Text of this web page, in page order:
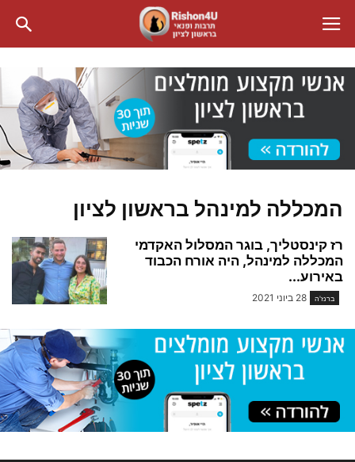
המכללה למינהל בראשון לציון
רז קינסטליך, בוגר המסלול האקדמי
המכללה למינהל, היה אורח הכבוד
באירוע...
ברנז'ה 28 ביוני 2021